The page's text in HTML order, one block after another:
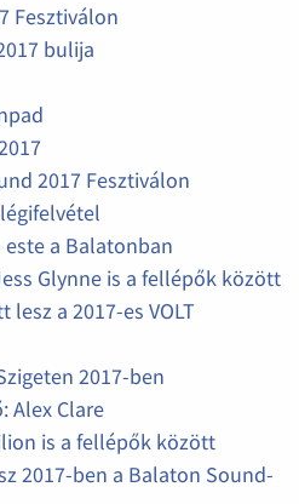
Fesztiválon
bulija
2017 Fesztiválon
a Balatonban
Glynne is a fellépők között
a 2017-es VOLT
2017-ben
Alex Clare
is a fellépők között
2017-ben a Balaton Sound-